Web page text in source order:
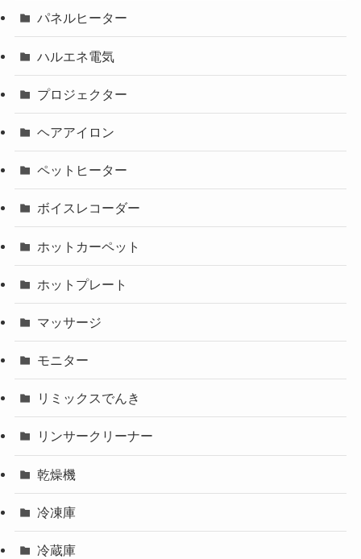
パネルヒーター
ハルエネ電気
プロジェクター
ヘアアイロン
ペットヒーター
ボイスレコーダー
ホットカーペット
ホットプレート
マッサージ
モニター
リミックスでんき
リンサークリーナー
乾燥機
冷凍庫
冷蔵庫